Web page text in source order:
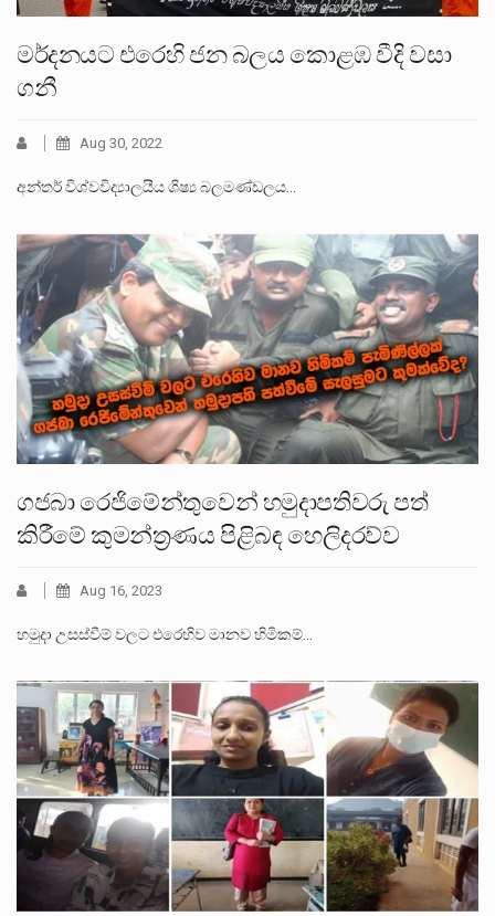
මර්දනයට එරෙහි ජන බලය කොළඹ වීදි වසා
ගනී
Aug 30, 2022
අන්තර් විශ්වවිද්‍යාලයීය ශිෂ්‍ය බලමණ්ඩලය…
ගජබා රෙජිමේන්තුවෙන් හමුදාපතිවරු පත්
කිරීමේ කුමන්ත්‍රණය පිළිබඳ හෙලිදරව්ව
Aug 16, 2023
හමුදා උසස්වීම් වලට එරෙහිව මානව හිමිකම්…